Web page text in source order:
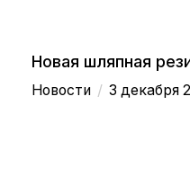
Новая шляпная
Новости / 3 декабря